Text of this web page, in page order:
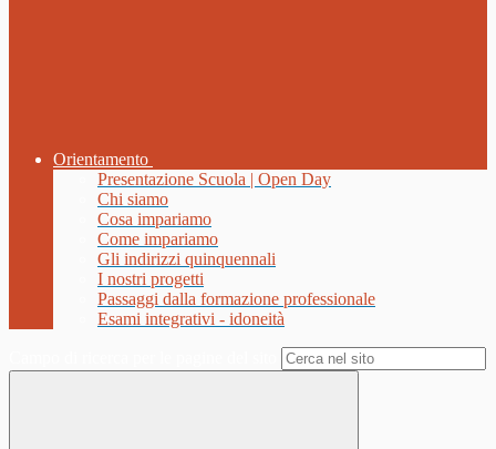
Orientamento
Presentazione Scuola | Open Day
Chi siamo
Cosa impariamo
Come impariamo
Gli indirizzi quinquennali
I nostri progetti
Passaggi dalla formazione professionale
Esami integrativi - idoneità